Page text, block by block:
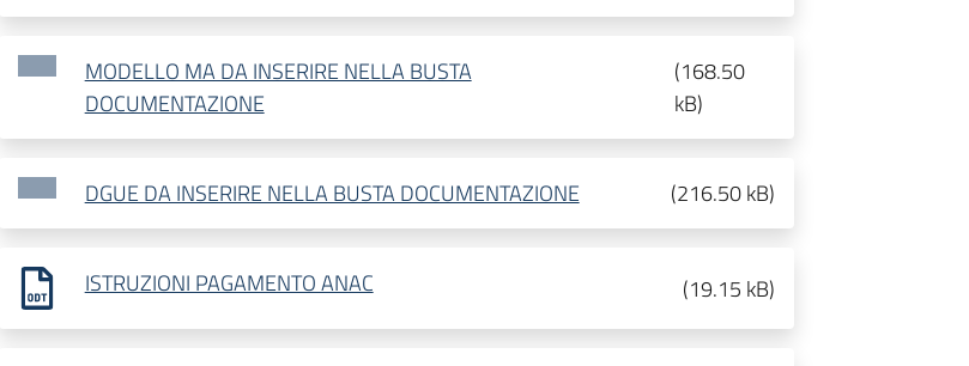
MODELLO MA DA INSERIRE NELLA BUSTA
DOCUMENTAZIONE
(168.50
kB)
DGUE DA INSERIRE NELLA BUSTA DOCUMENTAZIONE (216.50 kB)
ISTRUZIONI PAGAMENTO ANAC (19.15 kB)